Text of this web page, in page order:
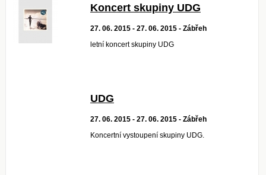
Koncert skupiny UDG
27. 06. 2015 - 27. 06. 2015 - Zábřeh
letní koncert skupiny UDG
UDG
27. 06. 2015 - 27. 06. 2015 - Zábřeh
Koncertní vystoupení skupiny UDG.